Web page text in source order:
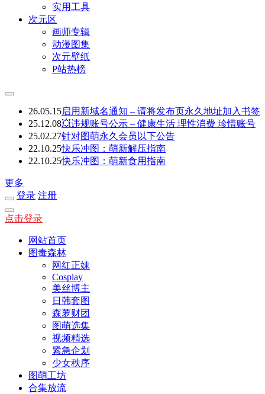
实用工具
次元区
画师专辑
动漫图集
次元壁纸
P站热榜
26.05.15启用新域名通知 – 请将发布页永久地址加入书签
25.12.08💥违规账号公示 – 健康生活 理性消费 珍惜账号
25.02.27针对图萌永久会员以下公告
22.10.25快乐冲图：萌新解压指南
22.10.25快乐冲图：萌新食用指南
更多
登录 注册
点击登录
网站首页
图毒森林
网红正妹
Cosplay
美丝博主
日韩套图
森萝财团
图萌选集
视频精选
紧急企划
少女秩序
图萌工坊
合集放流